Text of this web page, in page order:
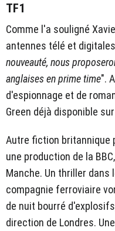
TF1
Comme l'a souligné
antennes télé et
nouveauté, nous
anglaises en prime time".
d'espionnage et de
Green déjà disponible
Autre fiction britannique
une production de la
Manche. Un thriller dans
compagnie ferroviaire
de nuit bourré
direction de Londres.